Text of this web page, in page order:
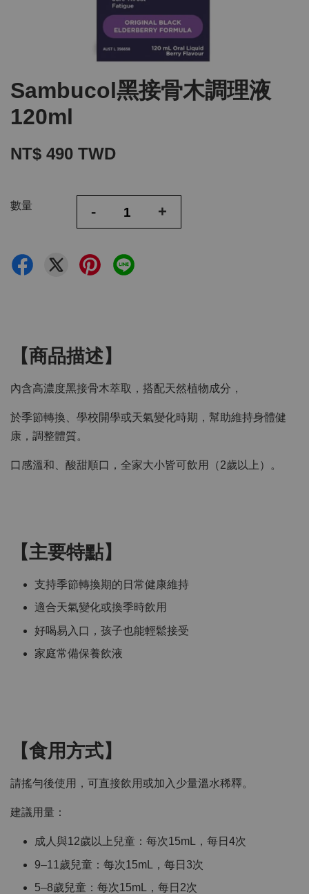
Sambucol黑接骨木調理液
120ml
NT$ 490 TWD
數量 - +
【商品描述】
內含高濃度黑接骨木萃取，搭配天然植物成分，
於季節轉換、學校開學或天氣變化時期，幫助維持身體健
康，調整體質。
口感溫和、酸甜順口，全家大小皆可飲用（2歲以上）。
【主要特點】
支持季節轉換期的日常健康維持
適合天氣變化或換季時飲用
好喝易入口，孩子也能輕鬆接受
家庭常備保養飲液
【食用方式】
請搖勻後使用，可直接飲用或加入少量溫水稀釋。
建議用量：
成人與12歲以上兒童：每次15mL，每日4次
9–11歲兒童：每次15mL，每日3次
5–8歲兒童：每次15mL，每日2次